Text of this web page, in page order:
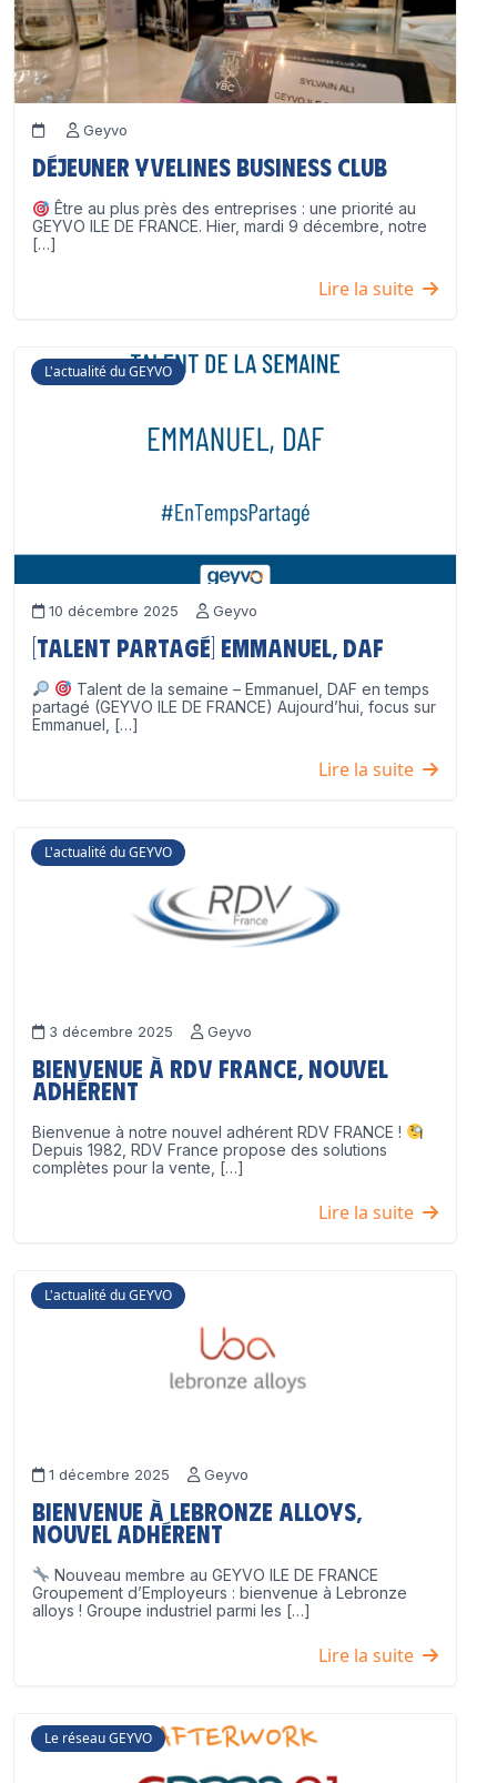
Geyvo
Déjeuner Yvelines Business Club
Être au plus près des entreprises : une priorité au
GEYVO ILE DE FRANCE. Hier, mardi 9 décembre, notre
[…]
Lire la suite
L'actualité du GEYVO
10 décembre 2025 Geyvo
[Talent partagé] Emmanuel, DAF
Talent de la semaine – Emmanuel, DAF en temps
partagé (GEYVO ILE DE FRANCE) Aujourd’hui, focus sur
Emmanuel, […]
Lire la suite
L'actualité du GEYVO
3 décembre 2025 Geyvo
Bienvenue à RDV France, nouvel
adhérent
Bienvenue à notre nouvel adhérent RDV FRANCE !
Depuis 1982, RDV France propose des solutions
complètes pour la vente, […]
Lire la suite
L'actualité du GEYVO
1 décembre 2025 Geyvo
Bienvenue à Lebronze Alloys,
nouvel adhérent
Nouveau membre au GEYVO ILE DE FRANCE
Groupement d’Employeurs : bienvenue à Lebronze
alloys ! Groupe industriel parmi les […]
Lire la suite
Le réseau GEYVO